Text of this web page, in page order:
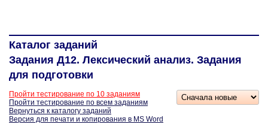
Каталог заданий
Задания Д12. Лексический анализ. Задания
для подготовки
Пройти тестирование по 10 заданиям
Пройти тестирование по всем заданиям
Вернуться к каталогу заданий
Версия для печати и копирования в MS Word